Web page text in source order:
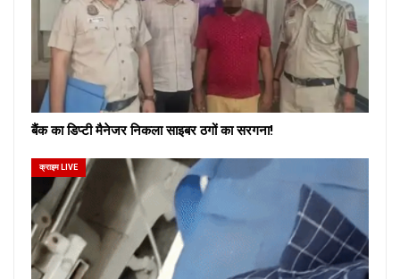
बैंक का डिप्टी मैनेजर निकला साइबर ठगों का सरगना!
क्राइम LIVE